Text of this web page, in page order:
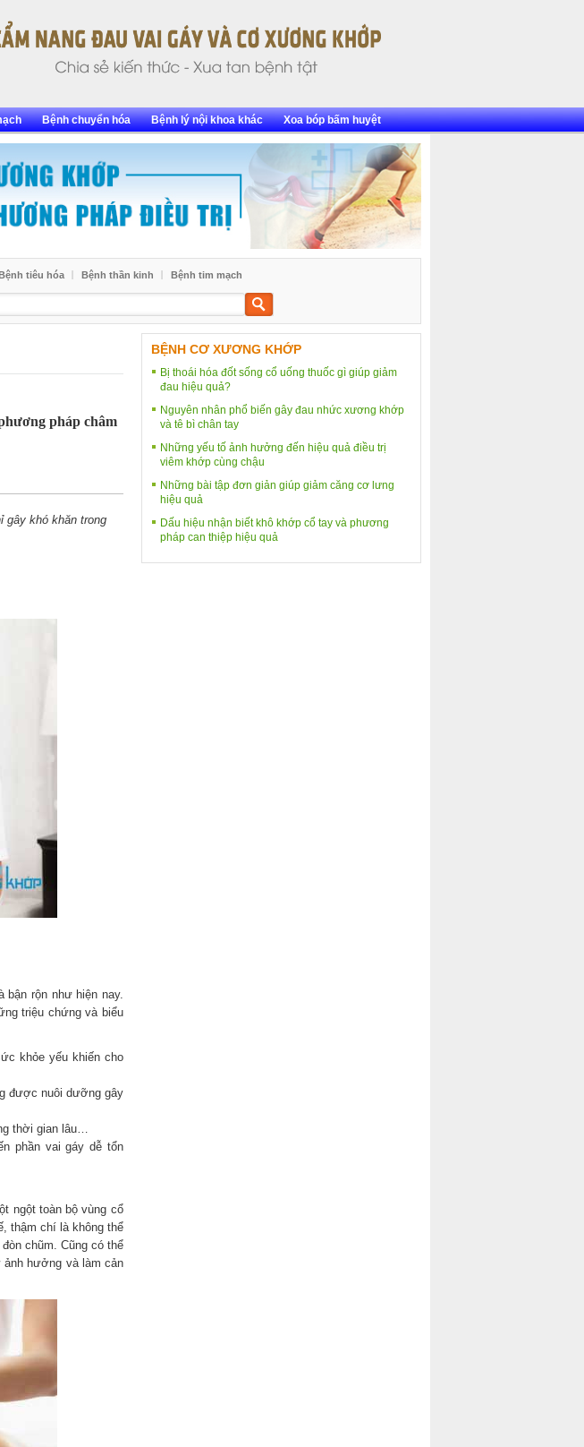
Bệnh chuyển hóa Bệnh lý nội khoa khác Xoa bóp bấm huyệt
tiêu hóa Bệnh thần kinh Bệnh tim mạch
Tìm
pháp châm
gây khó khăn trong
bận rộn như hiện nay.
triệu chứng và biểu
khỏe yếu khiến cho
được nuôi dưỡng gây
thời gian lâu…
phần vai gáy dễ tổn
ngột toàn bộ vùng cổ
thậm chí là không thể
chũm. Cũng có thể
hưởng và làm cản
BỆNH CƠ XƯƠNG KHỚP
Bị thoái hóa đốt sống cổ uống thuốc gì giúp giảm
đau hiệu quả?
Nguyên nhân phổ biến gây đau nhức xương khớp
và tê bì chân tay
Những yếu tố ảnh hưởng đến hiệu quả điều trị
viêm khớp cùng chậu
Những bài tập đơn giản giúp giảm căng cơ lưng
hiệu quả
Dấu hiệu nhận biết khô khớp cổ tay và phương
pháp can thiệp hiệu quả